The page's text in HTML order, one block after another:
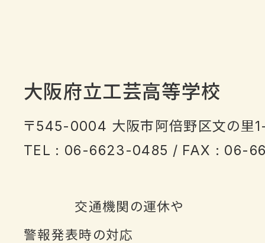
大阪府立工芸高等学校
〒545-0004 大阪市阿倍野区文の里
TEL : 06-6623-0485 / FAX : 06-
交通機関の運休や
警報発表時の対応